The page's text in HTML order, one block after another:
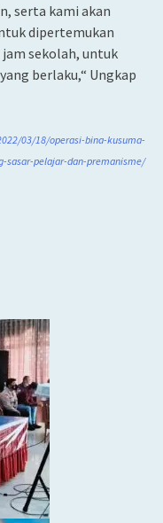
serta kami akan
dipertemukan
jam sekolah, untuk
berlaku,“ Ungkap
03/18/operasi-bina-kusuma-
sasar-pelajar-dan-premanisme/